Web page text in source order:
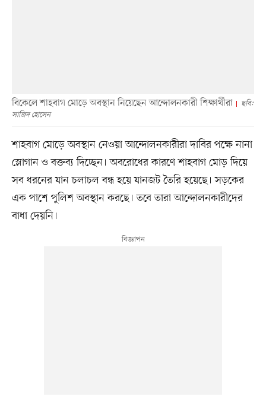
বিকেলে শাহবাগ মোড়ে অবস্থান নিয়েছেন আন্দোলনকারী শিক্ষার্থীরা
ছবি:
সাজিদ হোসেন
শাহবাগ মোড়ে অবস্থান নেওয়া আন্দোলনকারীরা দাবির পক্ষে নানা
স্লোগান ও বক্তব্য দিচ্ছেন। অবরোধের কারণে শাহবাগ মোড় দিয়ে
সব ধরনের যান চলাচল বন্ধ হয়ে যানজট তৈরি হয়েছে। সড়কের
এক পাশে পুলিশ অবস্থান করছে। তবে তারা আন্দোলনকারীদের
বাধা দেয়নি।